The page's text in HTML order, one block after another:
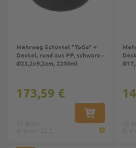
Mehrweg Schüssel "ToGo" +
Deckel, rund aus PP, schwarz -
Ø23,2x9,2cm, 2200ml
IN DEN
173,59 €